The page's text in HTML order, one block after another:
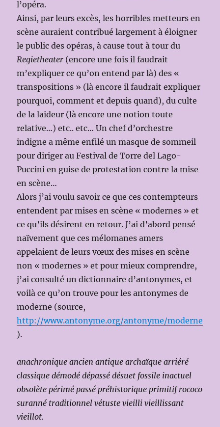
l’opéra.
Ainsi, par leurs excès, les horribles metteurs en
scène auraient contribué largement à éloigner
le public des opéras, à cause tout à tour du
Regietheater (encore une fois il faudrait
m’expliquer ce qu’on entend par là) des «
transpositions » (là encore il faudrait expliquer
pourquoi, comment et depuis quand), du culte
de la laideur (là encore une notion toute
relative…) etc.. etc… Un chef d’orchestre
indigne a même enfilé un masque de sommeil
pour diriger au Festival de Torre del Lago-
Puccini en guise de protestation contre la mise
en scène…
Alors j’ai voulu savoir ce que ces contempteurs
entendent par mises en scène « modernes » et
ce qu’ils désirent en retour. J’ai d’abord pensé
naïvement que ces mélomanes amers
appelaient de leurs vœux des mises en scène
non « modernes » et pour mieux comprendre,
j’ai consulté un dictionnaire d’antonymes, et
voilà ce qu’on trouve pour les antonymes de
moderne (source,
http://www.antonyme.org/antonyme/moderne
).
anachronique ancien antique archaïque arriéré
classique démodé dépassé désuet fossile inactuel
obsolète périmé passé préhistorique primitif rococo
suranné traditionnel vétuste vieilli vieillissant
vieillot.